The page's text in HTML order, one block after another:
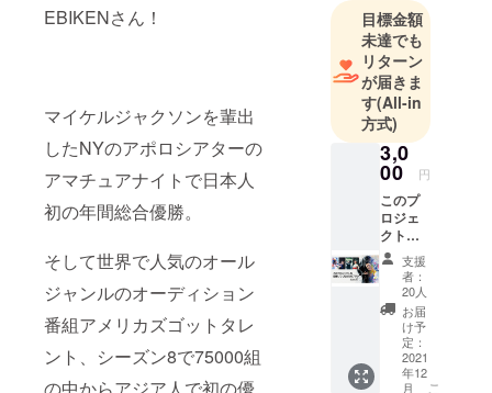
EBIKENさん！
マイケルジャクソンを輩出
したNYのアポロシアターの
アマチュアナイトで日本人
初の年間総合優勝。
そして世界で人気のオール
ジャンルのオーディション
番組アメリカズゴットタレ
ント、シーズン8で75000組
スの形を作
りあげる。
年齢、国籍
問わず観る
ことの出来
るこの唯一
無二のパ
フォーマン
スを、日本
全国をはじ
めNYなど海
外にも発
信。ペイン
トの新たな
可能性を模
索してい
目標金額
未達でも
リターン
が届きま
す(All-in
方式)
3,0
00 円
このプ
ロジェ
クトを
応援し
てくだ
さる方
のため
のプラ
ンで
す。 ・
今回限
支援
者：
20人
お届
け予
定：
2021
年12
月
こ